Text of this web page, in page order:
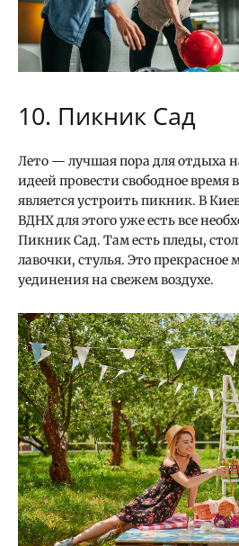
10. Пикник Сад
Лето — лучшая пора для отдыха
идеей провести свободное время
является устроить пикник. В
ВДНХ для этого уже есть все
Пикник Сад. Там есть пледы,
лавочки, стулья. Это прекрасное
уединения на свежем воздухе.